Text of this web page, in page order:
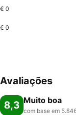
€ 0
€ 0
Avaliações
8,3 Muito boa
com base em